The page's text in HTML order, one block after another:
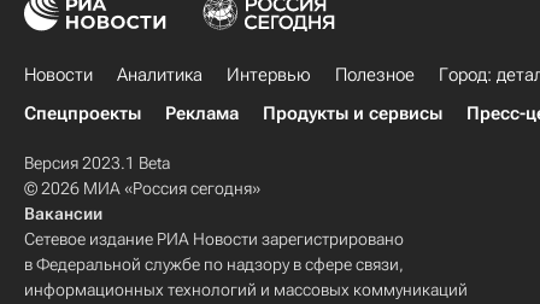
Новости Аналитика Интервью Полезное
Город:
Спецпроекты
Реклама Продукты и сервисы Пресс-
Версия 2023.1 Beta
© 2026 МИА «Россия сегодня»
Вакансии
Сетевое издание РИА Новости зарегистрировано
в Федеральной службе по надзору в сфере связи,
информационных технологий и массовых коммуникаций